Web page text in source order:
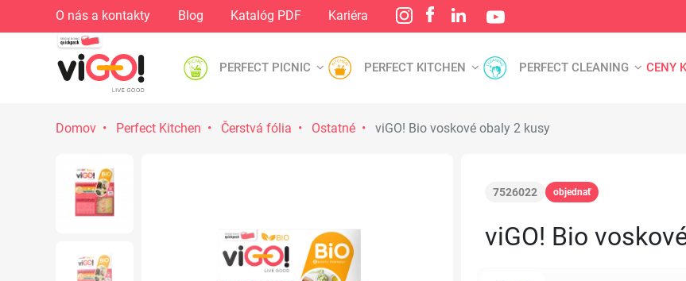
O nás a kontakty Blog Katalóg PDF Kariéra
PERFECT PICNIC PERFECT KITCHEN PERFECT CLEANING CENY
Domov Perfect Kitchen Čerstvá fólia Ostatné viGO! Bio voskové obaly 2 kusy
7526022 objednať
viGO! Bio